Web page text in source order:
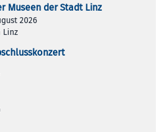
Muse­en der Stadt Linz
2026
Linz